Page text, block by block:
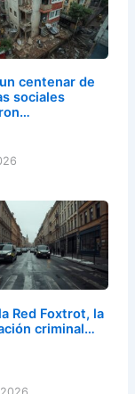
centenar de
sociales
Red Foxtrot, la
criminal…